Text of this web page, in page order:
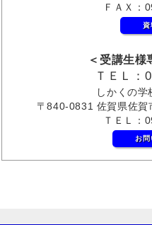
ＦＡＸ：
資
＜受講生様
ＴＥＬ：
しかくの学
〒840-0831 佐賀県佐
ＴＥＬ：
お